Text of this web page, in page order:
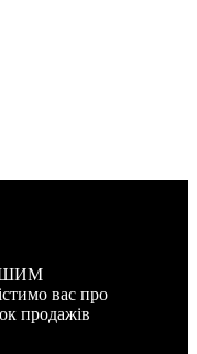
вас про
продажів